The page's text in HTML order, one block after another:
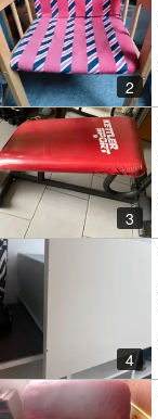
2
3
4